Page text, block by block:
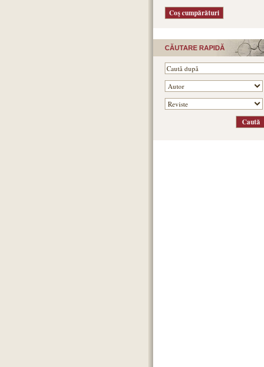
CĂUTARE RAPIDĂ